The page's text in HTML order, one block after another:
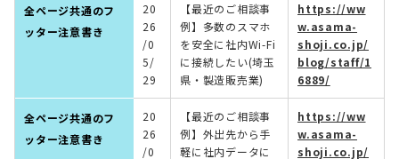
全ページ共通のフ
ッター注意書き
20
26
/0
5/
29
【最近のご相談事
例】多数のスマホ
を安全に社内Wi-Fi
に接続したい(埼玉
県・製造販売業)
https://ww
w.asama-
shoji.co.jp/
blog/staff/1
6889/
全ページ共通のフ
ッター注意書き
20
26
/0
【最近のご相談事
例】外出先から手
軽に社内データに
https://ww
w.asama-
shoji.co.jp/